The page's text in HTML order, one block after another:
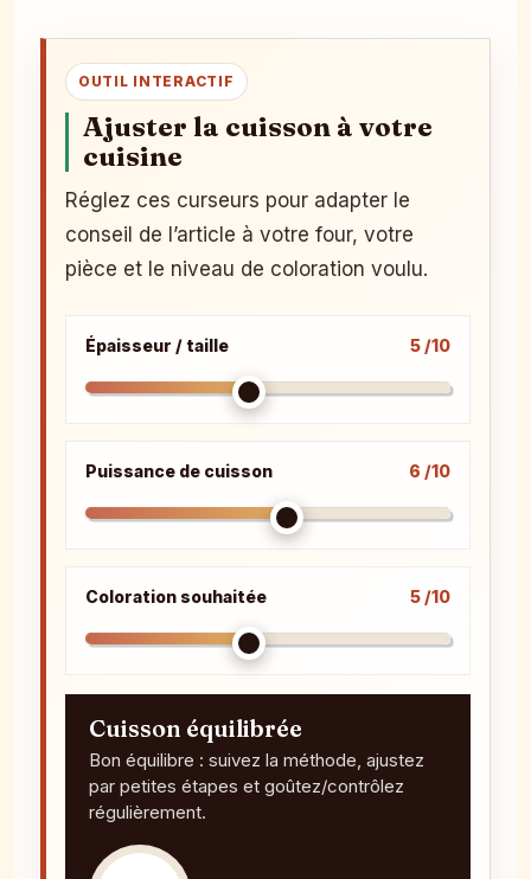
OUTIL INTERACTIF
Ajuster la cuisson à votre
cuisine
Réglez ces curseurs pour adapter le
conseil de l’article à votre four, votre
pièce et le niveau de coloration voulu.
Épaisseur / taille 5 /10
Puissance de cuisson 6 /10
Coloration souhaitée 5 /10
Cuisson équilibrée
Bon équilibre : suivez la méthode, ajustez
par petites étapes et goûtez/contrôlez
régulièrement.